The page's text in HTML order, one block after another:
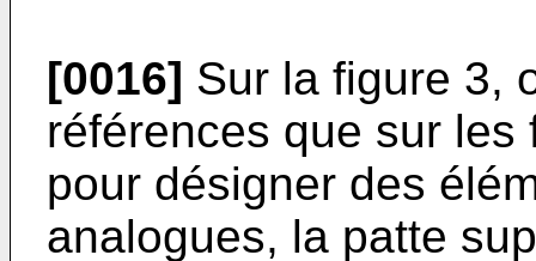
[0016] Sur la figure 3,
références que sur
pour désigner des
analogues, la patte